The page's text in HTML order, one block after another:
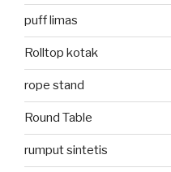
puff limas
Rolltop kotak
rope stand
Round Table
rumput sintetis